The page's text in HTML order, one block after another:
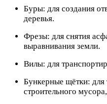
Буры: для создания
деревья.
Фрезы: для снятия
выравнивания земли.
Вилы: для
Бункерные щётки: для
строительного